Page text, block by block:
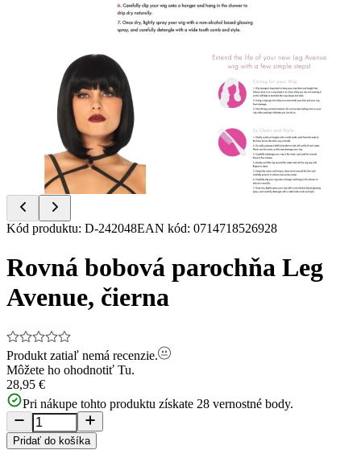
Item
of
Kód produktu: D-242048EAN kód: 0714718526928
Rovná bobová parochňa Leg
Avenue, čierna
Produkt zatiaľ nemá recenzie.
Môžete ho ohodnotiť Tu.
28,95 €
Pri nákupe tohto produktu získate 28 vernostné body.
Pridať do košíka